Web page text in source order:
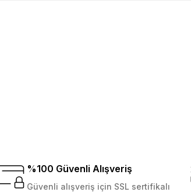
%100 Güvenli Alışveriş
Güvenli alışveriş için SSL sertifikalı